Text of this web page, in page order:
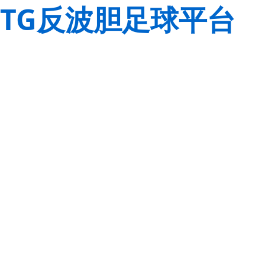
TG反波胆足球平台